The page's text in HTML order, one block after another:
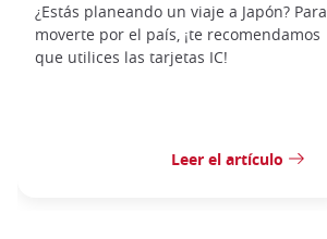
¿Estás planeando un viaje a Japón? Para
moverte por el país, ¡te recomendamos
que utilices las tarjetas IC!
Leer el artículo